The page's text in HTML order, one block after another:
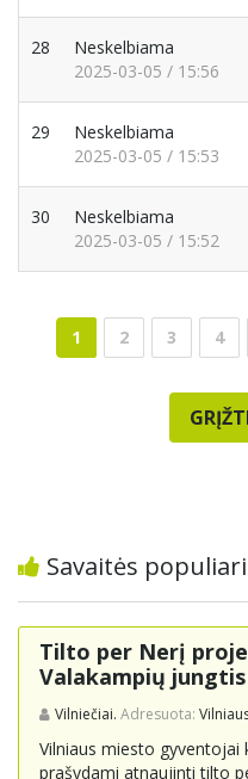
28
Neskelbiama
2025-03-05 / 15:56
29
Neskelbiama
2025-03-05 / 15:53
30
Neskelbiama
2025-03-05 / 15:52
1 2 3 4
Savaitės
Tilto per Nerį
Valakampių jungtis
Vilniečiai. Adresuota:
Vilniaus miesto gyventojai
prašydami atnaujinti tilto